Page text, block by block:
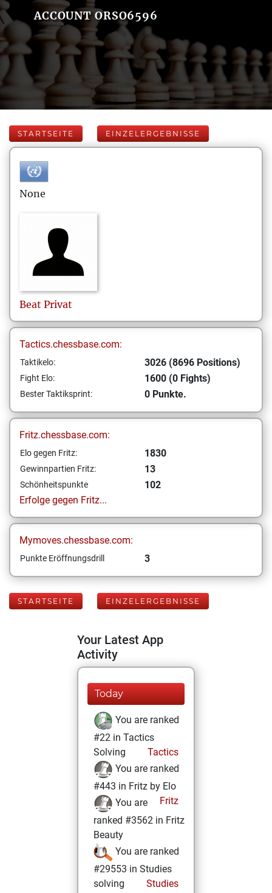
ACCOUNT ORSO6596
STARTSEITE EINZELERGEBNISSE
None
Beat Privat
Tactics.chessbase.com:
Taktikelo: 3026 (8696 Positions)
Fight Elo: 1600 (0 Fights)
Bester Taktiksprint: 0 Punkte.
Fritz.chessbase.com:
Elo gegen Fritz: 1830
Gewinnpartien Fritz: 13
Schönheitspunkte
102
Erfolge gegen Fritz...
Mymoves.chessbase.com:
Punkte Eröffnungsdrill 3
STARTSEITE EINZELERGEBNISSE
Your Latest App
Activity
Today
You are ranked
#22 in Tactics
Solving
Tactics
You are ranked
#443 in Fritz by Elo
Fritz
You are
ranked #3562 in Fritz
Beauty
You are ranked
#29553 in Studies
solving
Studies